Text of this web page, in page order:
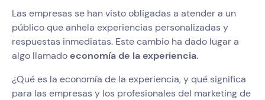
Las empresas se han visto obligadas a atender a un
público que anhela experiencias personalizadas y
respuestas inmediatas. Este cambio ha dado lugar a
algo llamadoeconomía de la experiencia.
¿Qué es la economía de la experiencia, y qué significa
para las empresas y los profesionales del marketing de